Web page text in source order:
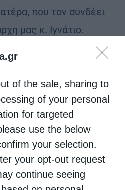
of the sale, sharing to
of your personal
for targeted
use the below
your selection.
your opt-out request
continue seeing
που τον συνδέει
μας κ. Ιγνάτιο.
του κ. Ιγνατίου για
σε όλους και δυνατή,
υπηρέτησε. Τον
μεγάλη τιμή, για όλα όσα
πως ό,τι
όσα αξιώθηκε να ζει
και μόνον σε
δε ότι το δικό του